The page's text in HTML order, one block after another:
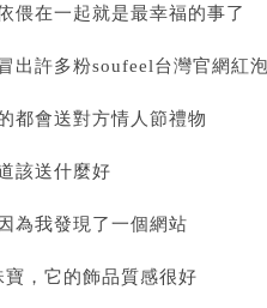
偎在一起就是最幸福的事了
出許多粉soufeel台灣官網紅
都會送對方情人節禮物
該送什麼好
為我發現了一個網站
寶 ，它的飾品質感很好